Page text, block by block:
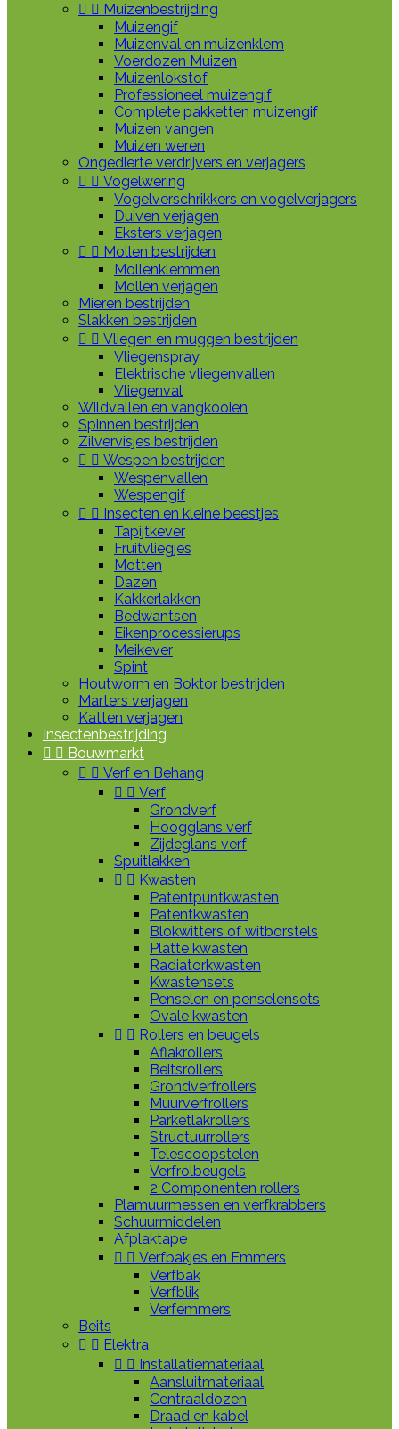
  Muizenbestrijding
Muizengif
Muizenval en muizenklem
Voerdozen Muizen
Muizenlokstof
Professioneel muizengif
Complete pakketten muizengif
Muizen vangen
Muizen weren
Ongedierte verdrijvers en verjagers
  Vogelwering
Vogelverschrikkers en vogelverjagers
Duiven verjagen
Eksters verjagen
  Mollen bestrijden
Mollenklemmen
Mollen verjagen
Mieren bestrijden
Slakken bestrijden
  Vliegen en muggen bestrijden
Vliegenspray
Elektrische vliegenvallen
Vliegenval
Wildvallen en vangkooien
Spinnen bestrijden
Zilvervisjes bestrijden
  Wespen bestrijden
Wespenvallen
Wespengif
  Insecten en kleine beestjes
Tapijtkever
Fruitvliegjes
Motten
Dazen
Kakkerlakken
Bedwantsen
Eikenprocessierups
Meikever
Spint
Houtworm en Boktor bestrijden
Marters verjagen
Katten verjagen
Insectenbestrijding
  Bouwmarkt
  Verf en Behang
  Verf
Grondverf
Hoogglans verf
Zijdeglans verf
Spuitlakken
  Kwasten
Patentpuntkwasten
Patentkwasten
Blokwitters of witborstels
Platte kwasten
Radiatorkwasten
Kwastensets
Penselen en penselensets
Ovale kwasten
  Rollers en beugels
Aflakrollers
Beitsrollers
Grondverfrollers
Muurverfrollers
Parketlakrollers
Structuurrollers
Telescoopstelen
Verfrolbeugels
2 Componenten rollers
Plamuurmessen en verfkrabbers
Schuurmiddelen
Afplaktape
  Verfbakjes en Emmers
Verfbak
Verfblik
Verfemmers
Beits
  Elektra
  Installatiemateriaal
Aansluitmateriaal
Centraaldozen
Draad en kabel